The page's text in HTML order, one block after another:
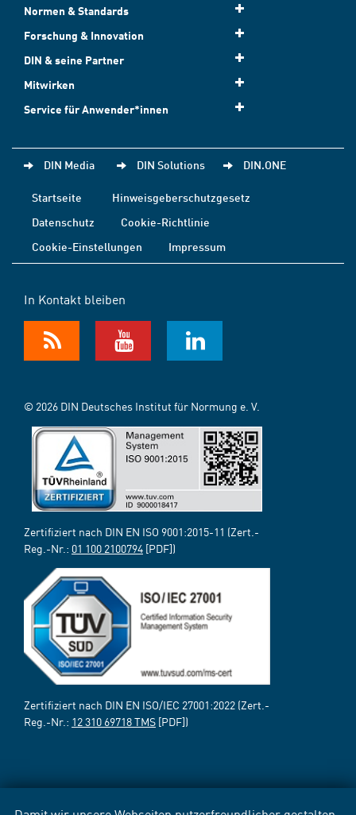
Normen & Standards
Forschung & Innovation
DIN & seine Partner
Mitwirken
Service für Anwender*innen
DIN Media DIN Solutions DIN.ONE
Startseite
Hinweisgeberschutzgesetz
Datenschutz
Cookie-Richtlinie
Cookie-Einstellungen
Impressum
In Kontakt bleiben
© 2026 DIN Deutsches Institut für Normung e. V.
Zertifiziert nach DIN EN ISO 9001:2015-11 (Zert.-
Reg.-Nr.: 01 100 2100794 [PDF])
Zertifiziert nach DIN EN ISO/IEC 27001:2022 (Zert.-
Reg.-Nr.: 12 310 69718 TMS [PDF])